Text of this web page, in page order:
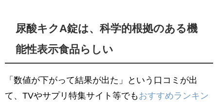
尿酸キクA錠は、科学的根拠のある機
能性表示食品らしい
「数値が下がって結果が出た」という口コミが出
て、TVやサプリ特集サイト等でも おすすめランキン